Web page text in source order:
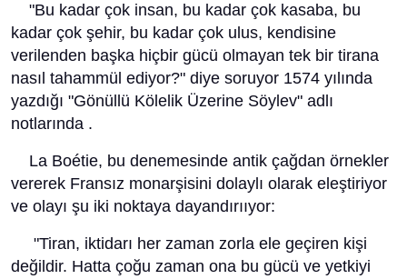
"Bu kadar çok insan, bu kadar çok kasaba, bu
kadar çok şehir, bu kadar çok ulus, kendisine
verilenden başka hiçbir gücü olmayan tek bir tirana
nasıl tahammül ediyor?" diye soruyor 1574 yılında
yazdığı "Gönüllü Kölelik Üzerine Söylev" adlı
notlarında .
La Boétie, bu denemesinde antik çağdan örnekler
vererek Fransız monarşisini dolaylı olarak eleştiriyor
ve olayı şu iki noktaya dayandırııyor:
"Tiran, iktidarı her zaman zorla ele geçiren kişi
değildir. Hatta çoğu zaman ona bu gücü ve yetkiyi